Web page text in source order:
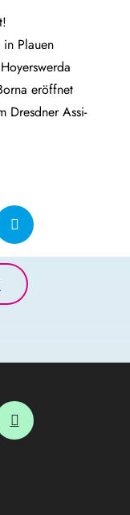
Plauen
eröffnet
Dresdner Assi-